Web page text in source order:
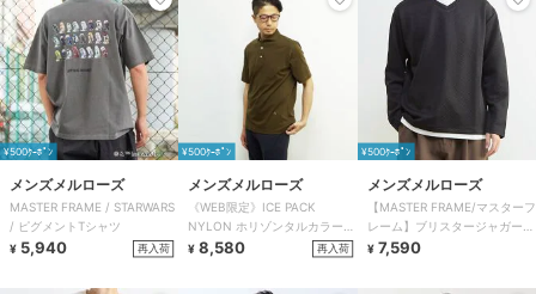
¥500ｸｰﾎﾟﾝ
メンズメルローズ
MASTER FRAME / STARWARS
/ ピグメントTシャツ
¥ 5,940 再入荷
¥500ｸｰﾎﾟﾝ
メンズメルローズ
《WEB限定》ICE PACK
NYLON ホリゾンタルカラーポ
ロシャツ | 接触冷感 / 速乾
¥ 8,580 再入荷
¥500ｸｰﾎﾟﾝ
メンズメルローズ
【MASTER FRAME/マスターフ
レーム】ブリスタージャガード
長袖フェイクレイヤードTシャ
¥ 7,590